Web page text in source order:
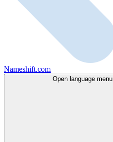
Nameshift.com
Open language menu